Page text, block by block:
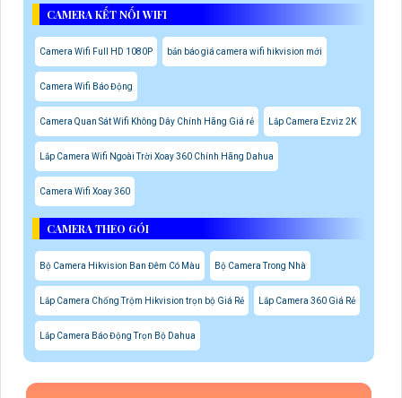
CAMERA KẾT NỐI WIFI
Camera Wifi Full HD 1080P bản báo giá camera wifi hikvision mới
Camera Wifi Báo Động
Camera Quan Sát Wifi Không Dây Chính Hãng Giá rẻ Lắp Camera Ezviz 2K
Lắp Camera Wifi Ngoài Trời Xoay 360 Chính Hãng Dahua
Camera Wifi Xoay 360
CAMERA THEO GÓI
Bộ Camera Hikvision Ban Đêm Có Màu Bộ Camera Trong Nhà
Lắp Camera Chống Trộm Hikvision trọn bộ Giá Rẻ Lắp Camera 360 Giá Rẻ
Lắp Camera Báo Động Trọn Bộ Dahua